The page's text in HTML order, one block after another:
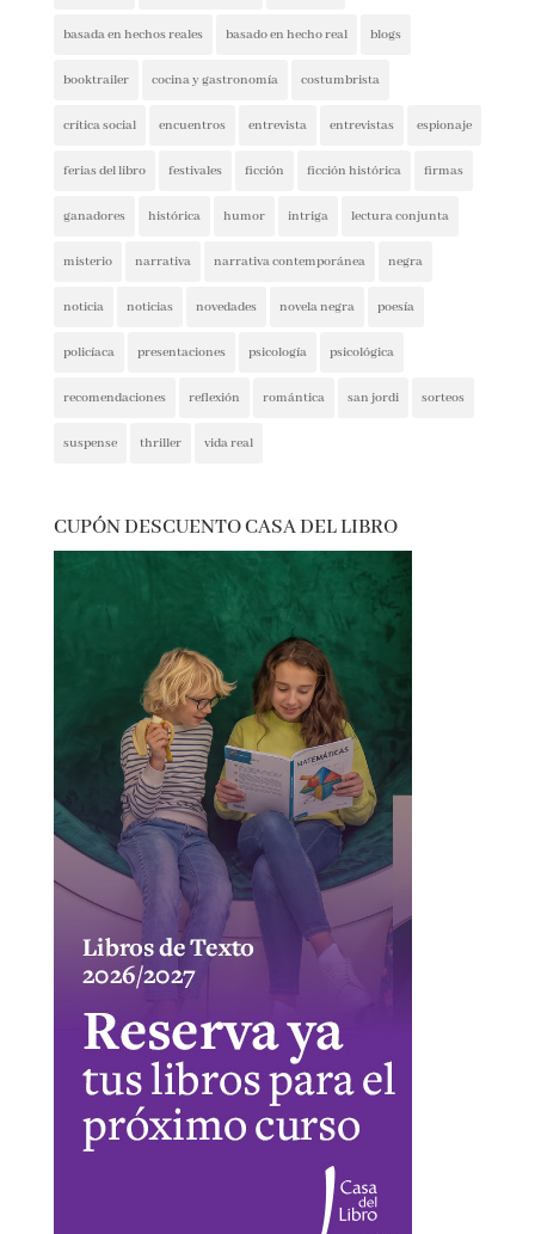
basada en hechos reales basado en hecho real blogs
booktrailer cocina y gastronomía costumbrista
crítica social encuentros entrevista entrevistas espionaje
ferias del libro festivales ficción ficción histórica firmas
ganadores histórica humor intriga lectura conjunta
misterio narrativa narrativa contemporánea negra
noticia noticias novedades novela negra poesía
policíaca presentaciones psicología psicológica
recomendaciones reflexión romántica san jordi sorteos
suspense thriller vida real
CUPÓN DESCUENTO CASA DEL LIBRO